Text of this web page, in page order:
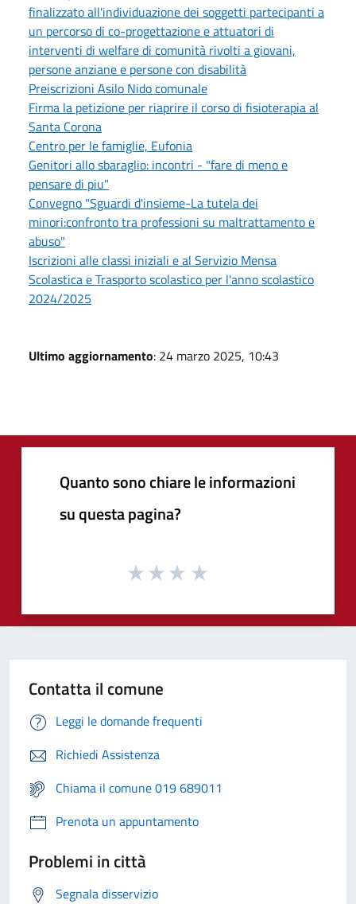
finalizzato all'individuazione dei soggetti partecipanti a
un percorso di co-progettazione e attuatori di
interventi di welfare di comunità rivolti a giovani,
persone anziane e persone con disabilità
Preiscrizioni Asilo Nido comunale
Firma la petizione per riaprire il corso di fisioterapia al
Santa Corona
Centro per le famiglie, Eufonia
Genitori allo sbaraglio: incontri - "fare di meno e
pensare di piu"
Convegno "Sguardi d'insieme-La tutela dei
minori:confronto tra professioni su maltrattamento e
abuso"
Iscrizioni alle classi iniziali e al Servizio Mensa
Scolastica e Trasporto scolastico per l'anno scolastico
2024/2025
Ultimo aggiornamento: 24 marzo 2025, 10:43
Quanto sono chiare le informazioni
su questa pagina?
Contatta il comune
Leggi le domande frequenti
Richiedi Assistenza
Chiama il comune 019 689011
Prenota un appuntamento
Problemi in città
Segnala disservizio